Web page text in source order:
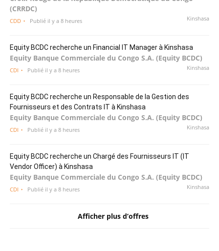
(CRRDC)
Kinshasa
CDD Publié il y a 8 heures
Equity BCDC recherche un Financial IT Manager à Kinshasa
Equity Banque Commerciale du Congo S.A. (Equity BCDC)
Kinshasa
CDI Publié il y a 8 heures
Equity BCDC recherche un Responsable de la Gestion des
Fournisseurs et des Contrats IT à Kinshasa
Equity Banque Commerciale du Congo S.A. (Equity BCDC)
Kinshasa
CDI Publié il y a 8 heures
Equity BCDC recherche un Chargé des Fournisseurs IT (IT
Vendor Officer) à Kinshasa
Equity Banque Commerciale du Congo S.A. (Equity BCDC)
Kinshasa
CDI Publié il y a 8 heures
Afficher plus d’offres